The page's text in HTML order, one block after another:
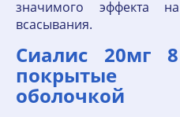
значимого эффекта
всасывания.
Сиалис 20мг
покрытые
оболочкой